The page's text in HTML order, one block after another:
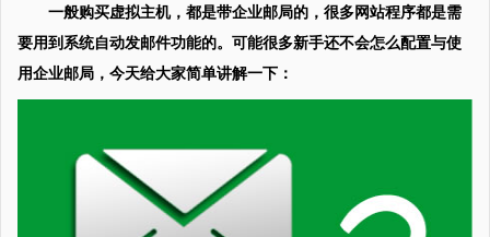
一般购买虚拟主机，都是带企业邮局的，很多网站程序都是需
要用到系统自动发邮件功能的。可能很多新手还不会怎么配置与使
用企业邮局，今天给大家简单讲解一下：